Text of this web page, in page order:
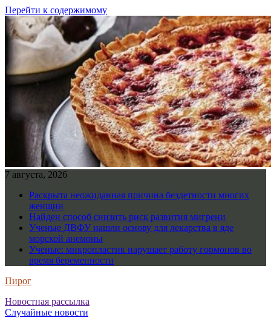
Перейти к содержимому
7 августа, 2026
Раскрыта неожиданная причина бездетности многих
женщин
Найден способ снизить риск развития мигрени
Ученые ДВФУ нашли основу для лекарства в яде
морской анемоны
Ученые: микропластик нарушает работу гормонов во
время беременности
Пирог
Новостная рассылка
Случайные новости